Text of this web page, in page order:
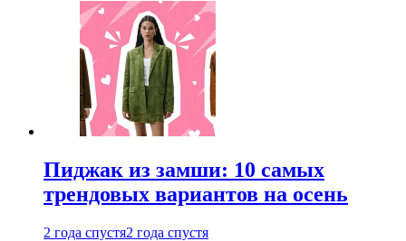
Пиджак из замши: 10 самых
трендовых вариантов на осень
2 года спустя2 года спустя